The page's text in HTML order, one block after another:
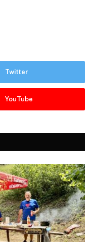
Twitter
YouTube